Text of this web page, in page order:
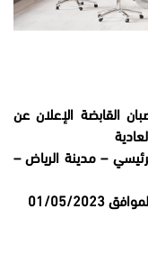
القابضة الإعلان عن
– مدينة الرياض –